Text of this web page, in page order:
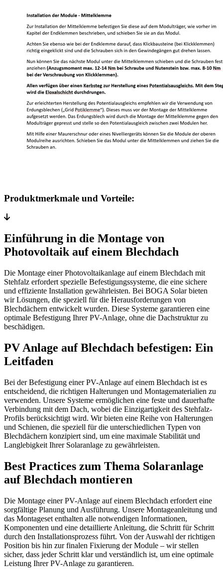
Produktmerkmale und Vorteile:
Einführung in die Montage von
Photovoltaik auf einem Blechdach
Die Montage einer Photovoltaikanlage auf einem Blechdach mit
Stehfalz erfordert spezielle Befestigungssysteme, die eine sichere
und effiziente Installation gewährleisten. Bei BOGA Solar bieten
wir Lösungen, die speziell für die Herausforderungen von
Blechdächern entwickelt wurden. Diese Systeme garantieren eine
optimale Befestigung Ihrer PV-Anlage, ohne die Dachstruktur zu
beschädigen.
PV Anlage auf Blechdach befestigen: Ein
Leitfaden
Bei der Befestigung einer PV-Anlage auf einem Blechdach ist es
entscheidend, die richtigen Halterungen und Montagematerialien zu
verwenden. Unsere Systeme ermöglichen eine feste und dauerhafte
Verbindung mit dem Dach, wobei die Einzigartigkeit des Stehfalz-
Profils berücksichtigt wird. Wir bieten eine Reihe von Halterungen
und Schienen, die speziell für die unterschiedlichen Typen von
Blechdächern konzipiert sind, um eine maximale Stabilität und
Langlebigkeit Ihrer Solaranlage zu gewährleisten.
Best Practices zum Thema Solaranlage
auf Blechdach montieren
Die Montage einer PV-Anlage auf einem Blechdach erfordert eine
sorgfältige Planung und Ausführung. Unsere Montageanleitung und
das Montageset enthalten alle notwendigen Informationen,
Komponenten und eine detaillierte Anleitung, die Schritt für Schritt
durch den Installationsprozess führt. Von der Auswahl der richtigen
Position bis hin zur finalen Fixierung der Module – wir stellen
sicher, dass jeder Schritt klar und verständlich ist, um eine optimale
Leistung Ihrer PV-Anlage zu garantieren.